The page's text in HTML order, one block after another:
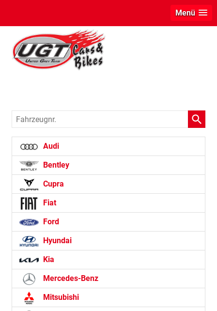
Menü
Renault
Fahrzeugnr.
Audi
Bentley
Cupra
Fiat
Ford
Hyundai
Kia
Mercedes-Benz
Mitsubishi